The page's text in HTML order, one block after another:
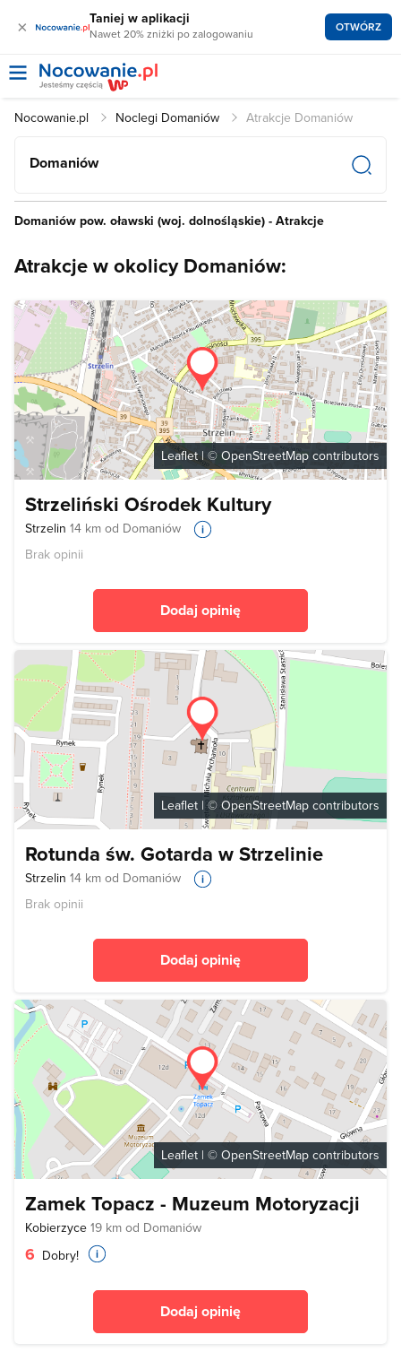
× Taniej w aplikacji
Nawet 20% zniżki po zalogowaniu OTWÓRZ
Nocowanie.pl Noclegi Domaniów Atrakcje Domaniów
Domaniów
Domaniów pow. oławski (woj. dolnośląskie) - Atrakcje
Atrakcje w okolicy Domaniów:
Leaflet| © OpenStreetMap contributors
Strzeliński Ośrodek Kultury
Strzelin 14 km od Domaniów
Brak opinii
Dodaj opinię
Leaflet | ©OpenStreetMap contributors
Rotunda św. Gotarda w Strzelinie
Strzelin 14 km od Domaniów
Brak opinii
Dodaj opinię
Leaflet | © OpenStreetMap contributors
Zamek Topacz - Muzeum Motoryzacji
Kobierzyce 19 km od Domaniów
6 Dobry!
Dodaj opinię